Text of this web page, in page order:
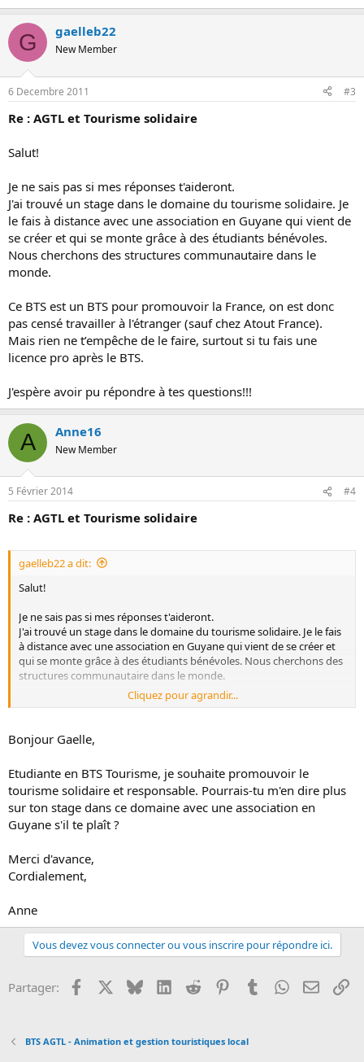
G gaelleb22
New Member
6 Decembre 2011 #3
Re : AGTL et Tourisme solidaire
Salut!
Je ne sais pas si mes réponses t'aideront.
J'ai trouvé un stage dans le domaine du tourisme solidaire. Je
le fais à distance avec une association en Guyane qui vient de
se créer et qui se monte grâce à des étudiants bénévoles.
Nous cherchons des structures communautaire dans le
monde.
Ce BTS est un BTS pour promouvoir la France, on est donc
pas censé travailler à l'étranger (sauf chez Atout France).
Mais rien ne t’empêche de le faire, surtout si tu fais une
licence pro après le BTS.
J'espère avoir pu répondre à tes questions!!!
A Anne16
New Member
5 Février 2014 #4
Re : AGTL et Tourisme solidaire
gaelleb22 a dit:
Salut!
Je ne sais pas si mes réponses t'aideront.
J'ai trouvé un stage dans le domaine du tourisme solidaire. Je le fais
à distance avec une association en Guyane qui vient de se créer et
qui se monte grâce à des étudiants bénévoles. Nous cherchons des
structures communautaire dans le monde.
Ce BTS est un BTS pour promouvoir la France, on est donc pas
Mais rien ne t’empêche de le faire, surtout si tu fais une licence pro
après le BTS.
J'espère avoir pu répondre à tes questions!!!
Cliquez pour agrandir...
Bonjour Gaelle,
Etudiante en BTS Tourisme, je souhaite promouvoir le
tourisme solidaire et responsable. Pourrais-tu m'en dire plus
sur ton stage dans ce domaine avec une association en
Guyane s'il te plaît ?
Merci d'avance,
Cordialement,
Anne
Vous devez vous connecter ou vous inscrire pour répondre ici.
Partager: Facebook BlueskyLinkedInReddit PinterestTumblrWhatsApp
Email
BTS AGTL - Animation et gestion touristiques local